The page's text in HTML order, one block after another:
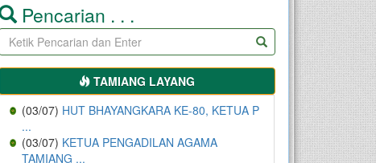
Pencarian . . .
TAMIANG LAYANG
(03/07) HUT BHAYANGKARA KE-80, KETUA P
...
(03/07) KETUA PENGADILAN AGAMA
TAMIANG ...